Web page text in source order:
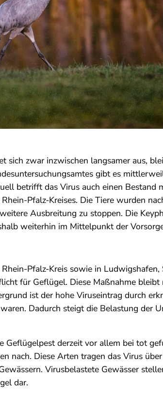
sich zwar inzwischen langsamer aus,
gibt es
betrifft das Virus auch einen Bestand
Pfalz-Kreises. Die Tiere wurden
Ausbreitung zu stoppen. Die
weiterhin im Mittelpunkt der
Pfalz-Kreis sowie in Ludwigshafen,
für Geflügel. Diese Maßnahme bleibt
ist der hohe Viruseintrag durch
Dadurch steigt die Belastung der
Geflügelpest derzeit vor allem bei tot
nach. Diese Arten tragen das Virus
Virusbelastete Gewässer
dar.